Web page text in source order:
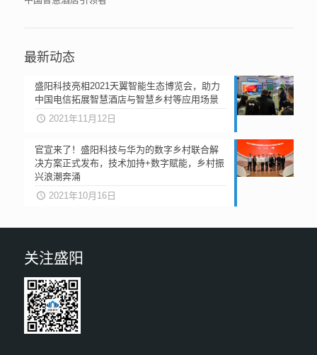
最新动态
盛阳科技亮相2021天翼智能生态博览会，助力
中国电信拓展智慧酒店与智慧乡村等应用场景
2021年11月12日
官宣来了！盛阳科技与华为的数字乡村联合解
决方案正式发布，技术加持+数字赋能，乡村振
兴浪潮奔涌
2021年10月16日
关注盛阳